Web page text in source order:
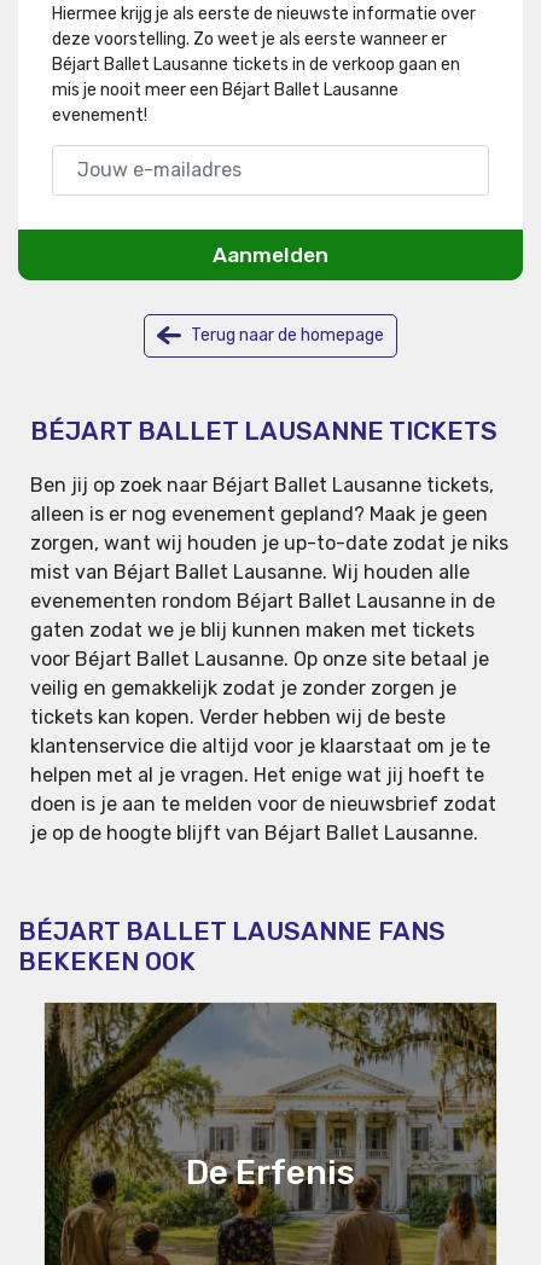
Hiermee krijg je als eerste de nieuwste informatie over
deze voorstelling. Zo weet je als eerste wanneer er
Béjart Ballet Lausanne tickets in de verkoop gaan en
mis je nooit meer een Béjart Ballet Lausanne
evenement!
Aanmelden
Terug naar de homepage
BÉJART BALLET LAUSANNE TICKETS
Ben jij op zoek naar Béjart Ballet Lausanne tickets,
alleen is er nog evenement gepland? Maak je geen
zorgen, want wij houden je up-to-date zodat je niks
mist van Béjart Ballet Lausanne. Wij houden alle
evenementen rondom Béjart Ballet Lausanne in de
gaten zodat we je blij kunnen maken met tickets
voor Béjart Ballet Lausanne. Op onze site betaal je
veilig en gemakkelijk zodat je zonder zorgen je
tickets kan kopen. Verder hebben wij de beste
klantenservice die altijd voor je klaarstaat om je te
helpen met al je vragen. Het enige wat jij hoeft te
doen is je aan te melden voor de nieuwsbrief zodat
je op de hoogte blijft van Béjart Ballet Lausanne.
BÉJART BALLET LAUSANNE FANS
BEKEKEN OOK
De Erfenis